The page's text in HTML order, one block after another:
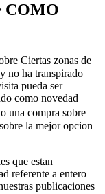
COMO
Ciertas zonas de
no ha transpirado
pueda ser
como novedad
una compra sobre
la mejor opcion
que estan
referente a entero
publicaciones